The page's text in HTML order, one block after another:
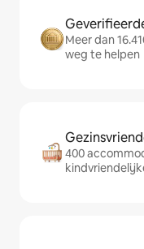
Meer dan
weg te helpen
400